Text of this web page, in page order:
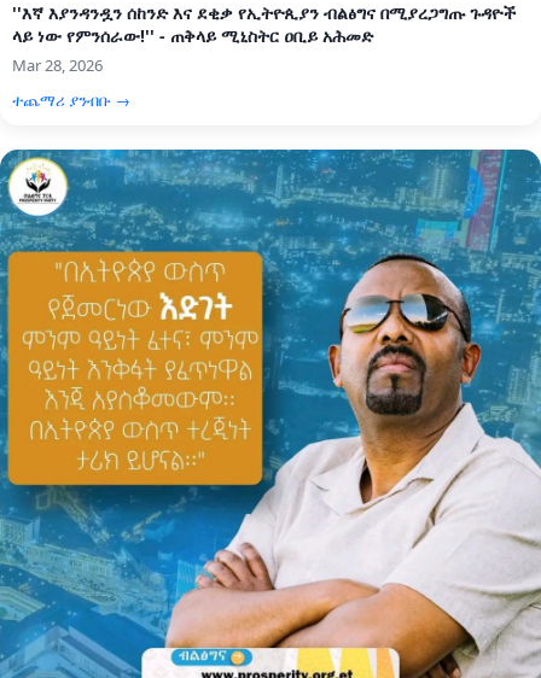
''እኛ እያንዳንዷን ሰከንድ እና ደቂቃ የኢትዮጲያን ብልፅግና በሚያረጋግጡ ጉዳዮች
ላይ ነው የምንሰራው!'' - ጠቅላይ ሚኒስትር ዐቢይ አሕመድ
Mar 28, 2026
ተጨማሪ ያንብቡ →